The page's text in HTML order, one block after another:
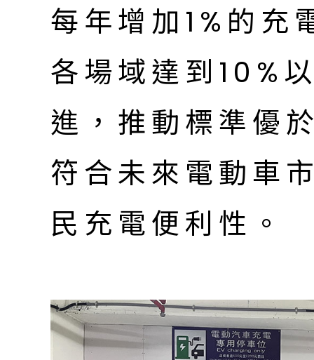
每年增加1%的充
各場域達到10%
進，推動標準優
符合未來電動車
民充電便利性。